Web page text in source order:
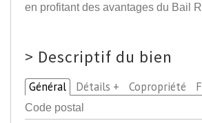
en profitant des avantages du Bail
> Descriptif du bien
Général Détails + Copropriété
Code postal